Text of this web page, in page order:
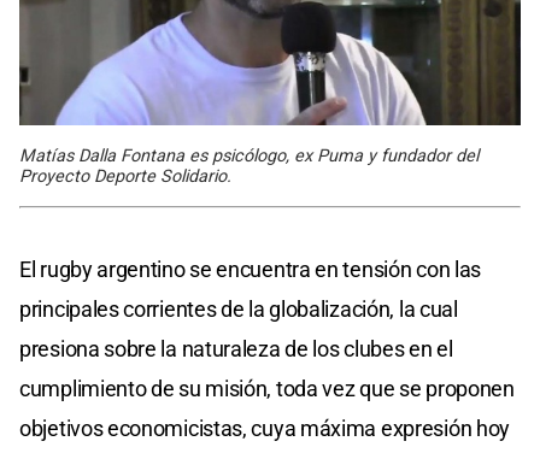
Matías Dalla Fontana es psicólogo, ex Puma y fundador del
Proyecto Deporte Solidario.
El rugby argentino se encuentra en tensión con las
principales corrientes de la globalización, la cual
presiona sobre la naturaleza de los clubes en el
cumplimiento de su misión, toda vez que se proponen
objetivos economicistas, cuya máxima expresión hoy